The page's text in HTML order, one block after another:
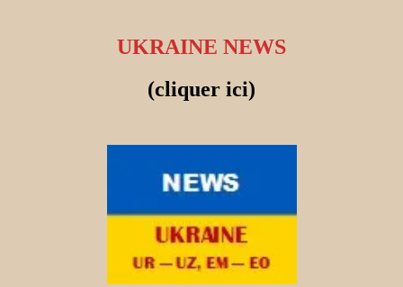
UKRAINE NEWS
(cliquer ici)